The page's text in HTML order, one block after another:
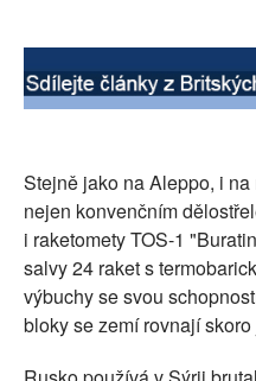
Stejně jako na Aleppo, i
nejen konvenčním
i raketomety TOS-1
salvy 24 raket s
výbuchy se svou
bloky se zemí rovnají